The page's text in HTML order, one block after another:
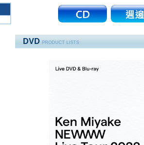
DVD PRODUCT LISTS